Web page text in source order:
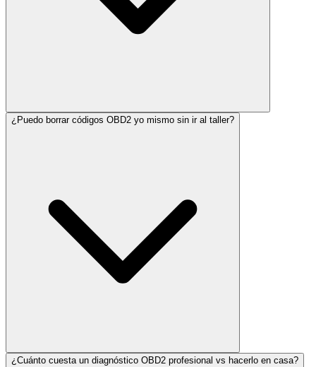
¿Puedo borrar códigos OBD2 yo mismo sin ir al taller?
¿Cuánto cuesta un diagnóstico OBD2 profesional vs hacerlo en casa?